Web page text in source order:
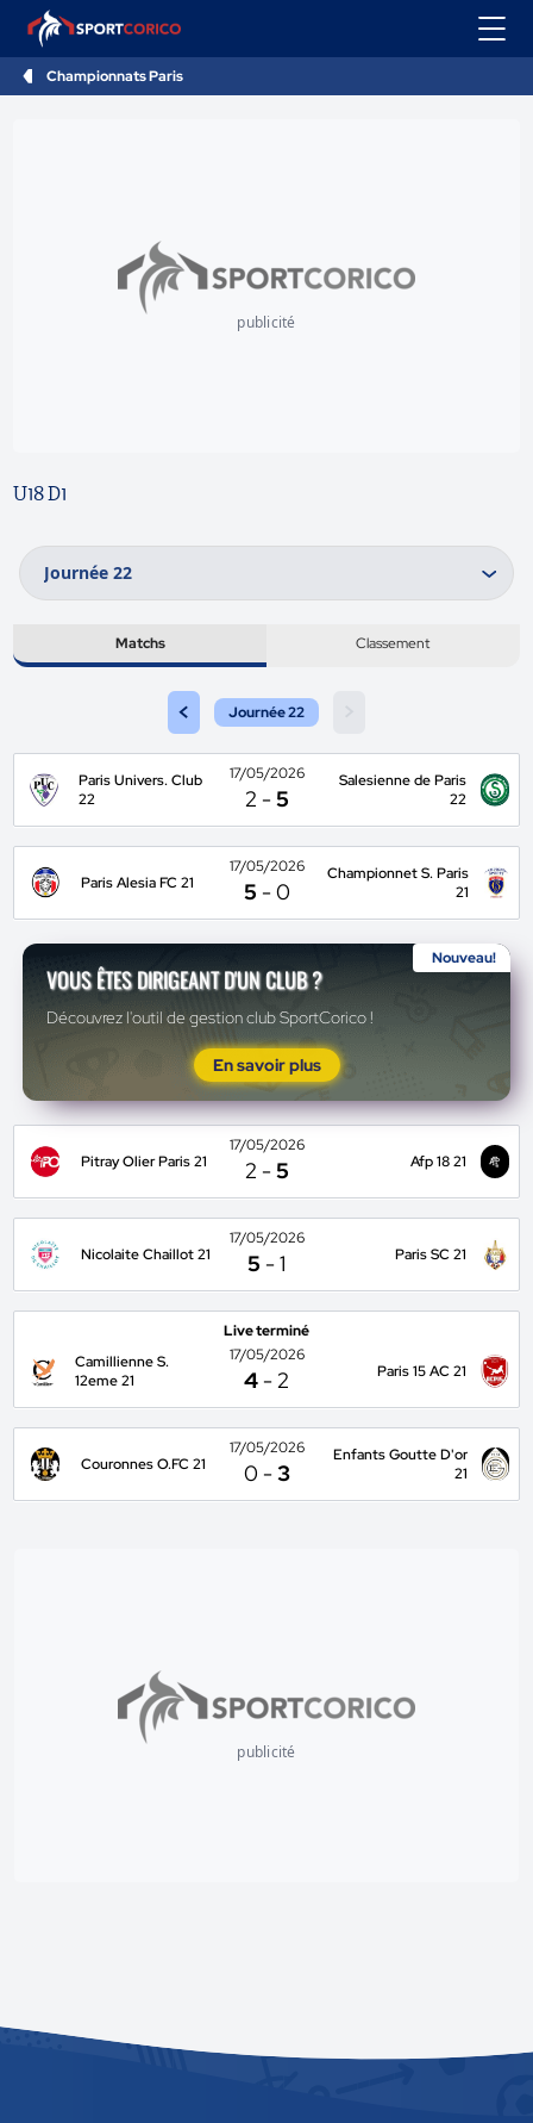
Championnats Paris
publicité
U18 D1
Matchs Classement
< Journée 22
Paris Univers. Club
22
17/05/2026
2 -5
Salesienne de Paris
22
Paris Alesia FC 21
17/05/2026
5 -0
Championnet S. Paris
21
Nouveau!
VOUS ÊTES DIRIGEANT D'UN CLUB ?
Découvrez l'outil de gestion club SportCorico !
En savoir plus
Pitray Olier Paris 21
17/05/2026
2 -5 Afp 18 21
Nicolaite Chaillot 21
17/05/2026
5 -1 Paris SC 21
Live terminé
Camillienne S.
12eme 21
17/05/2026
4 -2 Paris 15 AC 21
Couronnes O.FC 21
17/05/2026
0 -3
Enfants Goutte D'or
21
publicité